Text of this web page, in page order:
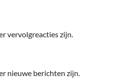
vervolgreacties zijn.
nieuwe berichten zijn.